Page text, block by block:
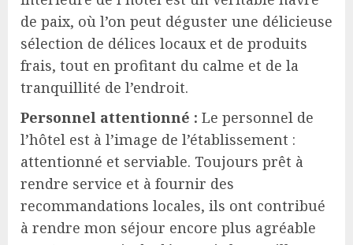
de paix, où l’on peut déguster une délicieuse
sélection de délices locaux et de produits
frais, tout en profitant du calme et de la
tranquillité de l’endroit.
Personnel attentionné : Le personnel de
l’hôtel est à l’image de l’établissement :
attentionné et serviable. Toujours prêt à
rendre service et à fournir des
recommandations locales, ils ont contribué
à rendre mon séjour encore plus agréable